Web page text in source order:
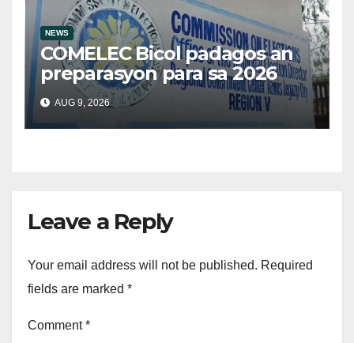
NEWS
COMELEC Bicol padagos an
preparasyon para sa 2026
BSKE
AUG 9, 2026
Leave a Reply
Your email address will not be published. Required
fields are marked *
Comment*